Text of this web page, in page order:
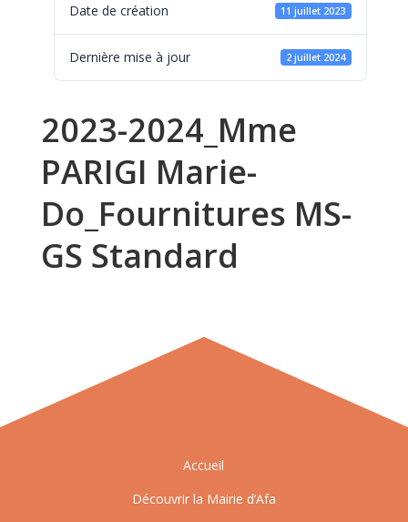
Date de création 11 juillet 2023
Dernière mise à jour 2 juillet 2024
2023-2024_Mme
PARIGI Marie-
Do_Fournitures MS-
GS Standard
Accueil
Découvrir la Mairie d’Afa